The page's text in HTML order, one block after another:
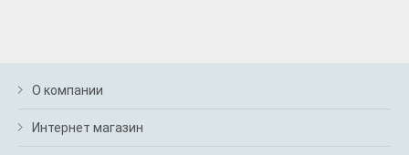
О компании
Интернет магазин